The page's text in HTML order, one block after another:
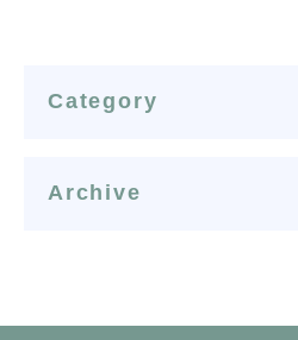
Category
Archive